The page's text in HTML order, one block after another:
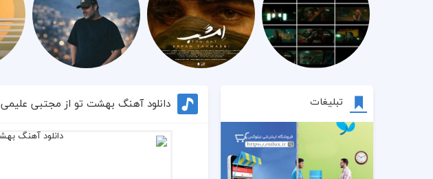
تبلیغات دانلود آهنگ بهشت تو از مجتبی علیمی